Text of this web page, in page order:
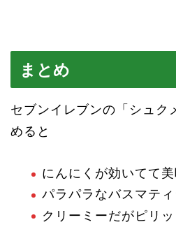
まとめ
セブンイレブンの「シュク
めると
にんにくが効いてて
パラパラなバスマテ
クリーミーだがピリ